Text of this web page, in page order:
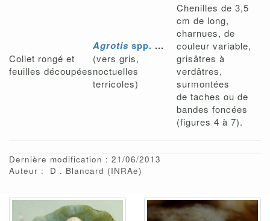
Collet rongé et
feuilles découpées
Agrotis spp. ...
(vers gris,
noctuelles
terricoles)
Chenilles de 3,5
cm de long,
charnues, de
couleur variable,
grisâtres à
verdâtres,
surmontées
de taches ou de
bandes foncées
(figures 4 à 7).
Dernière modification : 21/06/2013
Auteur :
D Blancard (INRAe)